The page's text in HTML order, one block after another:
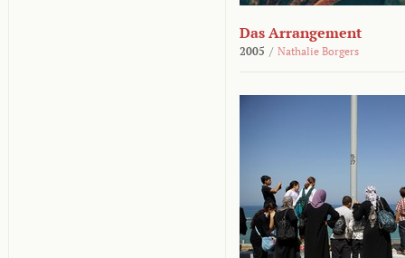
Das Arrangement
2005 / Nathalie Borgers